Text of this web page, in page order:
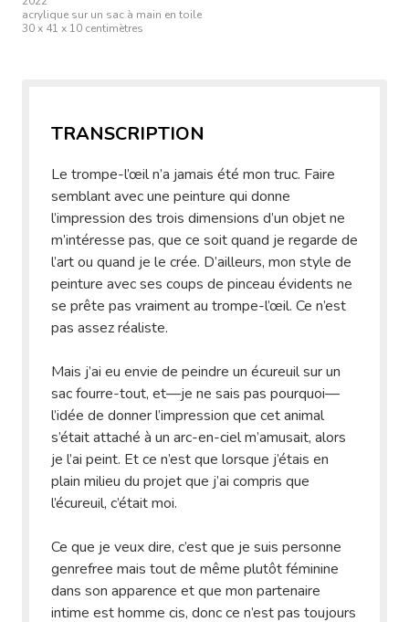
acrylique sur un sac à main en toile
30 x 41 x 10 centimètres
TRANSCRIPTION
Le trompe-l’œil n’a jamais été mon truc. Faire
semblant avec une peinture qui donne
l’impression des trois dimensions d’un objet ne
m’intéresse pas, que ce soit quand je regarde de
l’art ou quand je le crée. D’ailleurs, mon style de
peinture avec ses coups de pinceau évidents ne
se prête pas vraiment au trompe-l’œil. Ce n’est
pas assez réaliste.
Mais j’ai eu envie de peindre un écureuil sur un
sac fourre-tout, et—je ne sais pas pourquoi—
l’idée de donner l’impression que cet animal
s’était attaché à un arc-en-ciel m’amusait, alors
je l’ai peint. Et ce n’est que lorsque j’étais en
plain milieu du projet que j’ai compris que
l’écureuil, c’était moi.
Ce que je veux dire, c’est que je suis personne
genrefree mais tout de même plutôt féminine
dans son apparence et que mon partenaire
intime est homme cis, donc ce n’est pas toujours